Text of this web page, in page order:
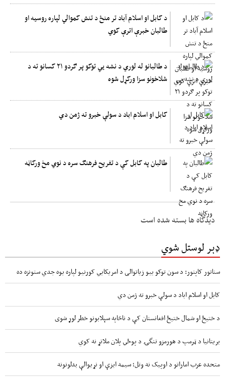
د کابل او اسلام آباد تر منځ د تنش کموالي لپاره روسیه او
طالبان خبرې اترې کوي
د طالبانو له لوري د نشه يي توکو پر ګردو ۲۱ کسانو ته د
شلاخونو سزا ورکړل شوه
کابل او اسلام اباد د سولې خبرو ته ژمن دي
طالبان په کابل کې د تفریح فرهنګ سره د نوي مخ ورکاڼه
دیدگاه ها بسته شده است
ډېر لوستل شوي
سناتور کاپتور: د سون توکو بیو زیاتوالی د امریکایي کورنیو لپاره یوه جدي ستونزه ده
کابل او اسلام اباد د سولې خبرو ته ژمن دي
د ختیځ او شمال ختیځ افغانستان کې د ناڅاپه سېلابونو خطر لوړ شوی
بریتانیا د ټرمپ د هورمزو تنگۍ د پوځي پلان ملاتړ نه کوي
متحده عرب اماراتو د اوپیک نه وتل؛ سیمه ایزې او نړیوالې بدلونونه